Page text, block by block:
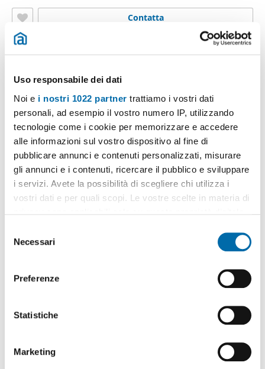
Uso responsabile dei dati
Noi e i nostri 1022 partner trattiamo i vostri dati
personali, ad esempio il vostro numero IP, utilizzando
tecnologie come i cookie per memorizzare e accedere
alle informazioni sul vostro dispositivo al fine di
pubblicare annunci e contenuti personalizzati, misurare
gli annunci e i contenuti, ricercare il pubblico e sviluppare
i servizi. Avete la possibilità di scegliere chi utilizza i
vostri dati e per quali scopi. Le vostre scelte in materia di
modificare o revocare il proprio consenso in qualsiasi
momento dalla Dichiarazione sui cookie o facendo clic
raccogliere informazioni sulla tua posizione
geografica, con un'approssimazione di qualche
Identificare il tuo dispositivo, scansionandolo
Necessari
Preferenze
Statistiche
Marketing
Contatta
1/15
1.200€